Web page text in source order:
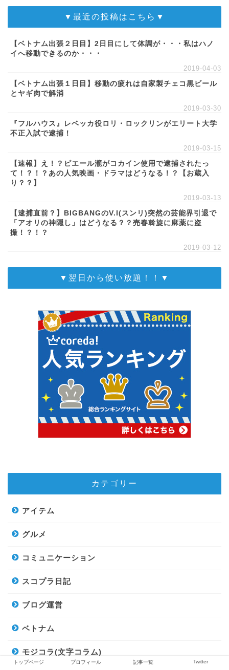
▼最近の投稿はこちら▼
【ベトナム出張２日目】2日目にして体調が・・・私はハノ
イへ移動できるのか・・・
2019-04-03
【ベトナム出張１日目】移動の疲れは自家製チェコ黒ビール
とヤギ肉で解消
2019-03-30
『フルハウス』レベッカ役ロリ・ロックリンがエリート大学
不正入試で逮捕！
2019-03-15
【速報】え！？ピエール瀧がコカイン使用で逮捕されたっ
て！？！？あの人気映画・ドラマはどうなる！？【お蔵入
り？？】
2019-03-13
【逮捕直前？】BIGBANGのV.I(スンリ)突然の芸能界引退で
「アオリの神隠し」はどうなる？？売春斡旋に麻薬に盗
撮！？！？
2019-03-12
▼翌日から使い放題！！▼
カテゴリー
アイテム
グルメ
コミュニケーション
スコプラ日記
ブログ運営
ベトナム
モジコラ(文字コラム)
トップページ プロフィール 記事一覧 Twitter